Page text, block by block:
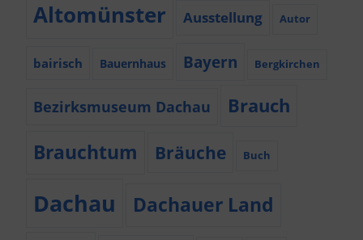
Altomünster Ausstellung Autor
bairisch Bauernhaus Bayern Bergkirchen
Bezirksmuseum Dachau Brauch
Brauchtum Bräuche Buch
Dachau Dachauer Land